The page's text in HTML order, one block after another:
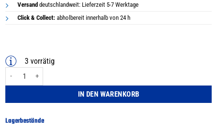
Versand deutschlandweit: Lieferzeit 5-7 Werktage
Click & Collect: abholbereit innerhalb von 24 h
3 vorrätig
IN DEN WARENKORB
Lagerbestände